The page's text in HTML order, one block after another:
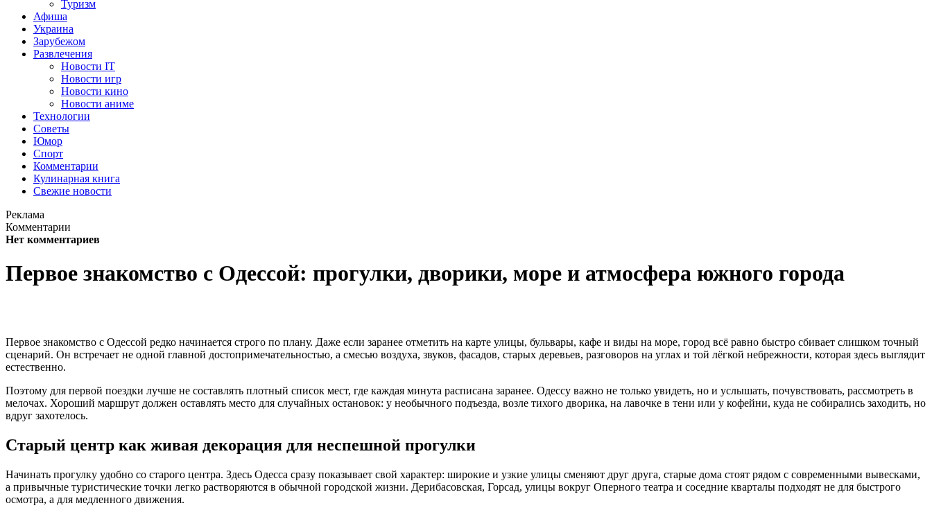
Туризм
Афиша
Украина
Зарубежом
Развлечения
Новости IT
Новости игр
Новости кино
Новости аниме
Технологии
Советы
Юмор
Спорт
Комментарии
Кулинарная книга
Свежие новости
Реклама
Комментарии
Нет комментариев
Первое знакомство с Одессой: прогулки, дворики, море и атмосфера южного города
Первое знакомство с Одессой редко начинается строго по плану. Даже если заранее отметить на карте улицы, бульвары, кафе и виды на море, город всё равно быстро сбивает слишком точный
сценарий. Он встречает не одной главной достопримечательностью, а смесью воздуха, звуков, фасадов, старых деревьев, разговоров на углах и той лёгкой небрежности, которая здесь выглядит
естественно.
Поэтому для первой поездки лучше не составлять плотный список мест, где каждая минута расписана заранее. Одессу важно не только увидеть, но и услышать, почувствовать, рассмотреть в
мелочах. Хороший маршрут должен оставлять место для случайных остановок: у необычного подъезда, возле тихого дворика, на лавочке в тени или у кофейни, куда не собирались заходить, но
вдруг захотелось.
Старый центр как живая декорация для неспешной прогулки
Начинать прогулку удобно со старого центра. Здесь Одесса сразу показывает свой характер: широкие и узкие улицы сменяют друг друга, старые дома стоят рядом с современными вывесками,
а привычные туристические точки легко растворяются в обычной городской жизни. Дерибасовская, Горсад, улицы вокруг Оперного театра и соседние кварталы подходят не для быстрого
осмотра, а для медленного движения.